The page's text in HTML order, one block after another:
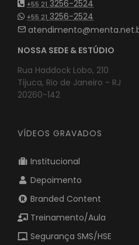
CONTATO
3256-2524
3256-2524
atendimento@menta.net.br
NOSSA SEDE & ESTÚDIO
Rua Haddock Lobo, 210
Institucional
Depoimento
Branded Content
Treinamento/Aula